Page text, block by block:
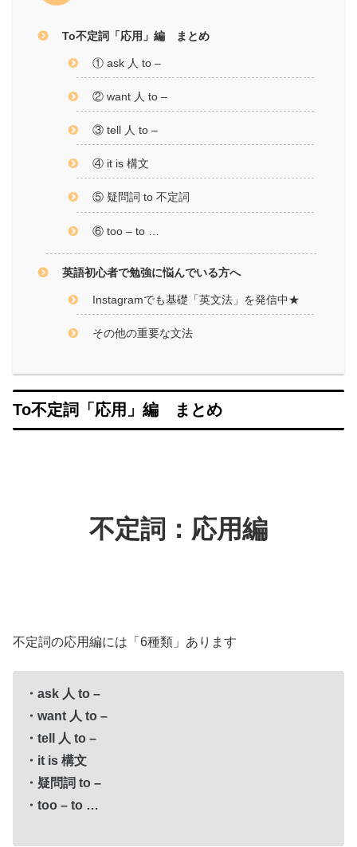
To不定詞「応用」編 まとめ
① ask 人 to –
② want 人 to –
③ tell 人 to –
④ it is 構文
⑤ 疑問詞 to 不定詞
⑥ too – to …
英語初心者で勉強に悩んでいる方へ
Instagramでも基礎「英文法」を発信中★
その他の重要な文法
To不定詞「応用」編 まとめ
不定詞：応用編
不定詞の応用編には「6種類」あります
・ask 人 to –
・want 人 to –
・tell 人 to –
・it is 構文
・疑問詞 to –
・too – to …